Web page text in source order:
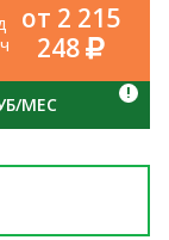
от 2 215
248
МЕС
!